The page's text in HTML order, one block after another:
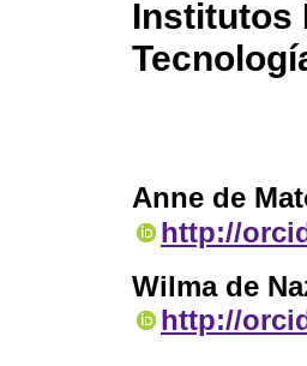
Institutos
Anne de
http://
Wilma de
http://